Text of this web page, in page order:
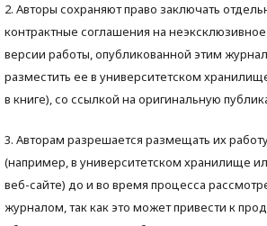
2. Авторы сохраняют право заключать
контрактные соглашения на
версии работы, опубликованной этим
разместить ее в университетском
в книге), со ссылкой на оригинальную
3. Авторам разрешается размещать их
(например, в университетском хранилище
веб-сайте) до и во время процесса
журналом, так как это может привести к